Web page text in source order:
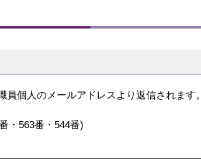
個人のメールアドレスより返信されます。
・563番・544番)